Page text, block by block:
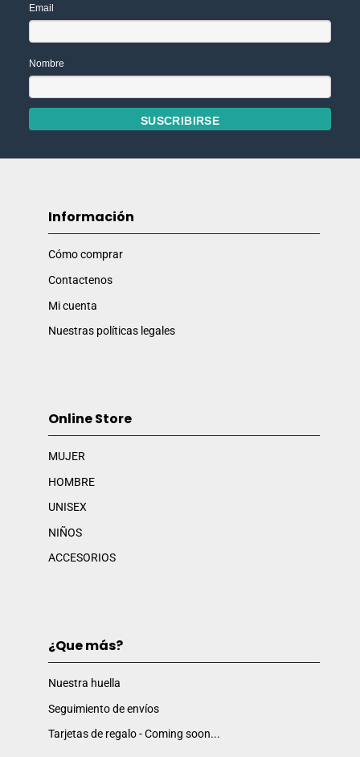
Email
Nombre
Información
Cómo comprar
Contactenos
Mi cuenta
Nuestras políticas legales
Online Store
MUJER
HOMBRE
UNISEX
NIÑOS
ACCESORIOS
¿Que más?
Nuestra huella
Seguimiento de envíos
Tarjetas de regalo - Coming soon...